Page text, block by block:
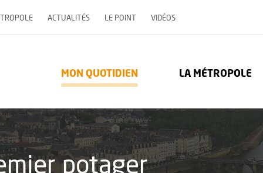
ACTUALITÉS LE POINT VIDÉOS, OUVRE UNE NOUVELLE
Métropole - Communauté urbaine : Retour à l'accueil
MON QUOTIDIEN LA MÉTROPOLE
potager